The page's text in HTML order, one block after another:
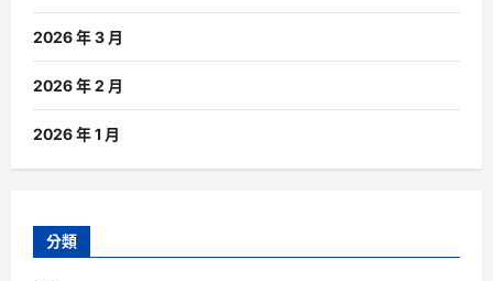
2026 年 3 月
2026 年 2 月
2026 年 1 月
分類